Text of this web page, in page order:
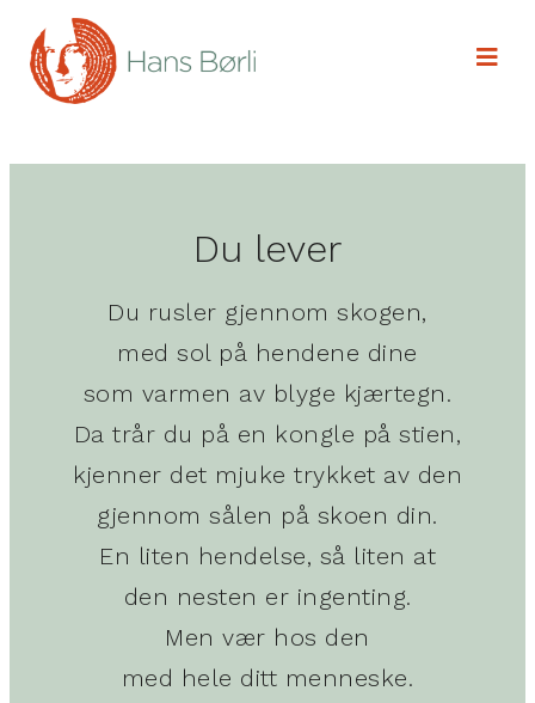
Du lever
Du rusler gjennom skogen,
med sol på hendene dine
som varmen av blyge kjærtegn.
Da trår du på en kongle på stien,
kjenner det mjuke trykket av den
gjennom sålen på skoen din.
En liten hendelse, så liten at
den nesten er ingenting.
Men vær hos den
med hele ditt menneske.